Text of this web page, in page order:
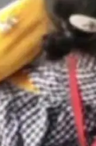
Pri
代
Iso
动
可能
到
指
诉
wro
记，
P
写
让
发
频